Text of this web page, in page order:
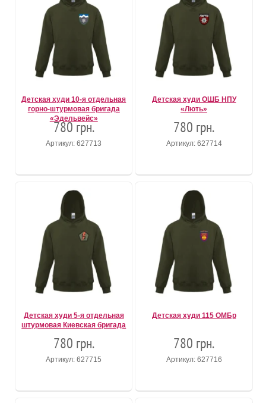
Детская худи 10-я отдельная
горно-штурмовая бригада
«Эдельвейс»
780 грн.
Артикул: 627713
Детская худи ОШБ НПУ
«Лють»
780 грн.
Артикул: 627714
Детская худи 5-я отдельная
штурмовая Киевская бригада
780 грн.
Артикул: 627715
Детская худи 115 ОМБр
780 грн.
Артикул: 627716